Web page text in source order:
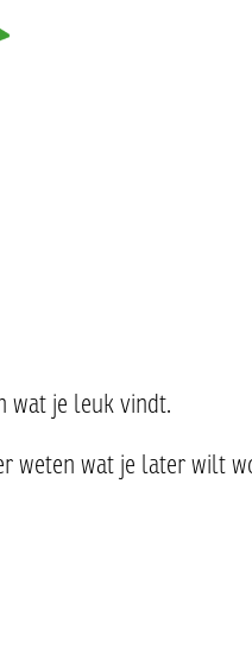
wat je leuk vindt.
weten wat je later wilt